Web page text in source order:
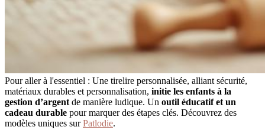
Pour aller à l'essentiel : Une tirelire personnalisée, alliant sécurité,
matériaux durables et personnalisation, initie les enfants à la
gestion d’argent de manière ludique. Un outil éducatif et un
cadeau durable pour marquer des étapes clés. Découvrez des
modèles uniques surPatlodie.